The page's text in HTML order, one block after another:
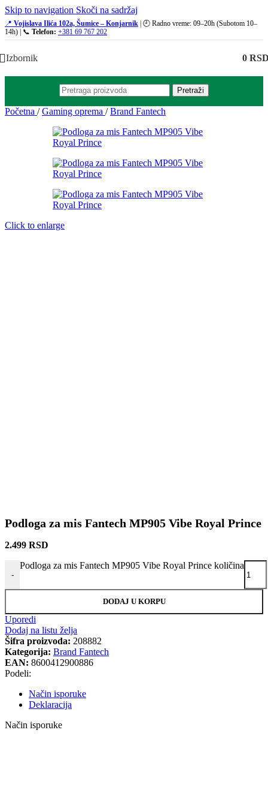
Skip to navigation Skoči na sadržaj
📍 Vojislava Ilića 102a, Šumice – Konjarnik | 🕘 Radno vreme: 09–20h (Subotom 10–
14h) | 📞 Telefon: +381 69 767 202
Izbornik 0
Pretraži
Početna / Gaming oprema / Brand Fantech
Click to enlarge
Podloga za mis Fantech MP905 Vibe Royal Prince
2.499 RSD
-
Podloga za mis Fantech MP905 Vibe Royal Prince količina
DODAJ U KORPU
Uporedi
Dodaj na listu želja
Šifra proizvoda: 208882
Kategorija: Brand Fantech
EAN: 8600412900886
Podeli:
Način isporuke
Deklaracija
Način isporuke